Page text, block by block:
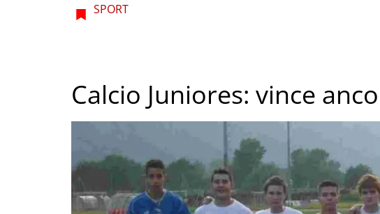
SPORT
Calcio Juniores: vince